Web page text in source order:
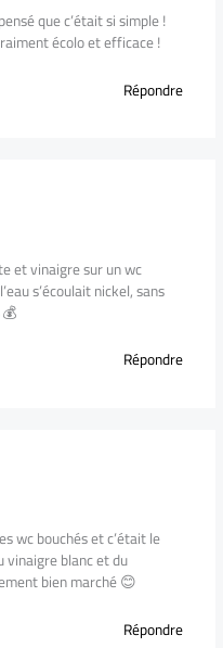
que c’était si simple !
écolo et efficace !
Répondre
et vinaigre sur un wc
s’écoulait nickel, sans
Répondre
wc bouchés et c’était le
vinaigre blanc et du
bien marché 😊
Répondre